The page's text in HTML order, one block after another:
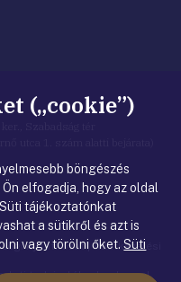
Szabadság tér
utca 1. szám alatti bejárata)
Jogi nyilatkozat|Adatkezelési
tudnivalók a honlappal
(„cookie”)
böngészés
elfogadja, hogy az oldal
tájékoztatónkat
a sütikről és azt is
vagy törölni őket.Süti